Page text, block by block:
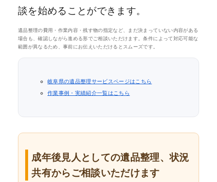
談を始めることができます。
遺品整理の費用・作業内容・残す物の指定など、まだ決まっていない内容がある
場合も、確認しながら進める形でご相談いただけます。条件によって対応可能な
範囲が異なるため、事前にお伝えいただけるとスムーズです。
岐阜県の遺品整理サービスページはこちら
作業事例・実績紹介一覧はこちら
成年後見人としての遺品整理、状況
共有からご相談いただけます